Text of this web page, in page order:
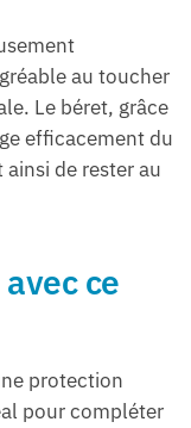
au toucher
Le béret, grâce
efficacement du
de rester au
ce
protection
pour compléter